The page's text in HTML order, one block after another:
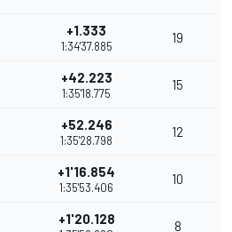
+1.333
1:34'37.885
19
+42.223
1:35'18.775
15
+52.246
1:35'28.798
12
+1'16.854
1:35'53.406
10
+1'20.128 8